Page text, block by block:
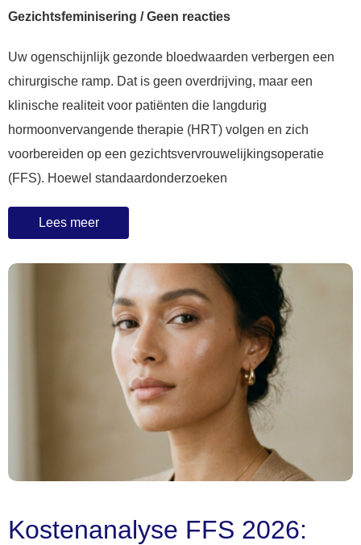
Gezichtsfeminisering / Geen reacties
Uw ogenschijnlijk gezonde bloedwaarden verbergen een
chirurgische ramp. Dat is geen overdrijving, maar een
klinische realiteit voor patiënten die langdurig
hormoonvervangende therapie (HRT) volgen en zich
voorbereiden op een gezichtsvervrouwelijkingsoperatie
(FFS). Hoewel standaardonderzoeken
Lees meer
Kostenanalyse FFS 2026: